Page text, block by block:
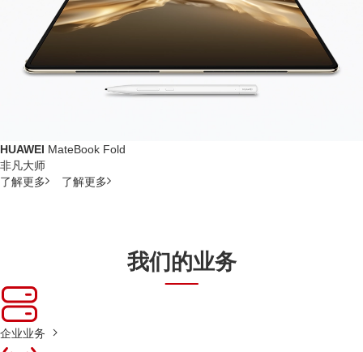
HUAWEI MateBook Fold
非凡大师
了解更多
了解更多
我们的业务
企业业务